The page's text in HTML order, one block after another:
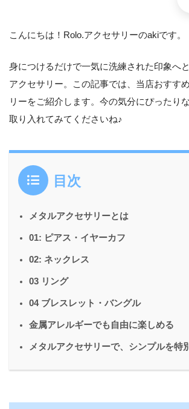
こんにちは！Rolo.アクセサリーのakiです。
身につけるだけで一気に洗練された印象へ
アクセサリー。この記事では、当店おすす
リーをご紹介します。今の気分にぴったり
取り入れてみてくださいね♪
目次
メタルアクセサリーとは
01: ピアス・イヤーカフ
02: ネックレス
03 リング
04 ブレスレット・バングル
金属アレルギーでも自由に楽しめる
メタルアクセサリーで、シンプルを特